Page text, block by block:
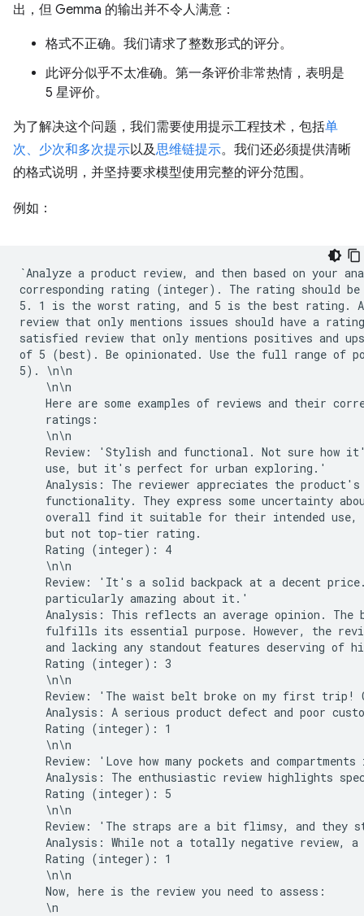
出，但 Gemma 的输出并不令人满意：
格式不正确。我们请求了整数形式的评分。
此评分似乎不太准确。第一条评价非常热情，表明是
5 星评价。
为了解决这个问题，我们需要使用提示工程技术，包括单
次、少次和多次提示以及思维链提示。我们还必须提供清晰
的格式说明，并坚持要求模型使用完整的评分范围。
例如：
`Analyze a product review, and then based on your
corresponding rating (integer). The rating should be
5. 1 is the worst rating, and 5 is the best rating.
review that only mentions issues should have a
satisfied review that only mentions positives and
of 5 (best). Be opinionated. Use the full range of
5). \n\n
    \n\n
Here are some examples of reviews and their
    ratings:
    \n\n
Review: 'Stylish and functional. Not sure how
    use, but it's perfect for urban exploring.'
Analysis: The reviewer appreciates the
functionality. They express some uncertainty
overall find it suitable for their intended use,
    but not top-tier rating.
    Rating (integer): 4
    \n\n
Review: 'It's a solid backpack at a decent
    particularly amazing about it.'
Analysis: This reflects an average opinion. The
fulfills its essential purpose. However, the
and lacking any standout features deserving of
    Rating (integer): 3
    \n\n
Review: 'The waist belt broke on my first
Analysis: A serious product defect and poor
    Rating (integer): 1
    \n\n
Review: 'Love how many pockets and
Analysis: The enthusiastic review highlights
    Rating (integer): 5
    \n\n
Review: 'The straps are a bit flimsy, and they
Analysis: While not a totally negative review,
    Rating (integer): 1
    \n\n
    Now, here is the review you need to assess:
    \n